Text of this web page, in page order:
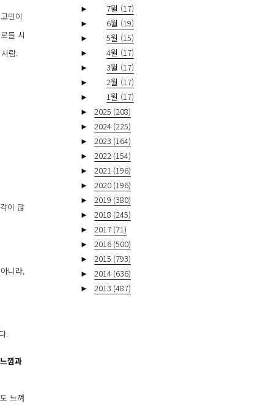
민이
를 시
람.
이 많
니라,
.
낌과
느껴
►
7월 (17)
►
6월 (19)
►
5월 (15)
►
4월 (17)
►
3월 (17)
►
2월 (17)
►
1월 (17)
►
2025 (208)
►
2024 (225)
►
2023 (164)
►
2022 (154)
►
2021 (196)
►
2020 (196)
►
2019 (380)
►
2018 (245)
►
2017 (71)
►
2016 (500)
►
2015 (793)
►
2014 (636)
►
2013 (487)